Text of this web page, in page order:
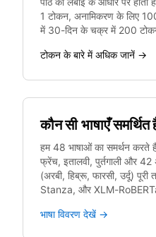
1 टोकन, अनामिकरण के लिए
में 30-दिन के चक्र में 200
टोकन के बारे में अधिक जानें →
कौन सी भाषाएँ समर्थित
हम 48 भाषाओं का समर्थन करते
फ्रेंच, इतालवी, पुर्तगाली और 42
(अरबी, हिब्रू, फारसी, उर्दू)
Stanza, और XLM-RoBERTa
भाषा विवरण देखें →